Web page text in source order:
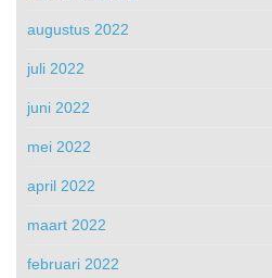
augustus 2022
juli 2022
juni 2022
mei 2022
april 2022
maart 2022
februari 2022